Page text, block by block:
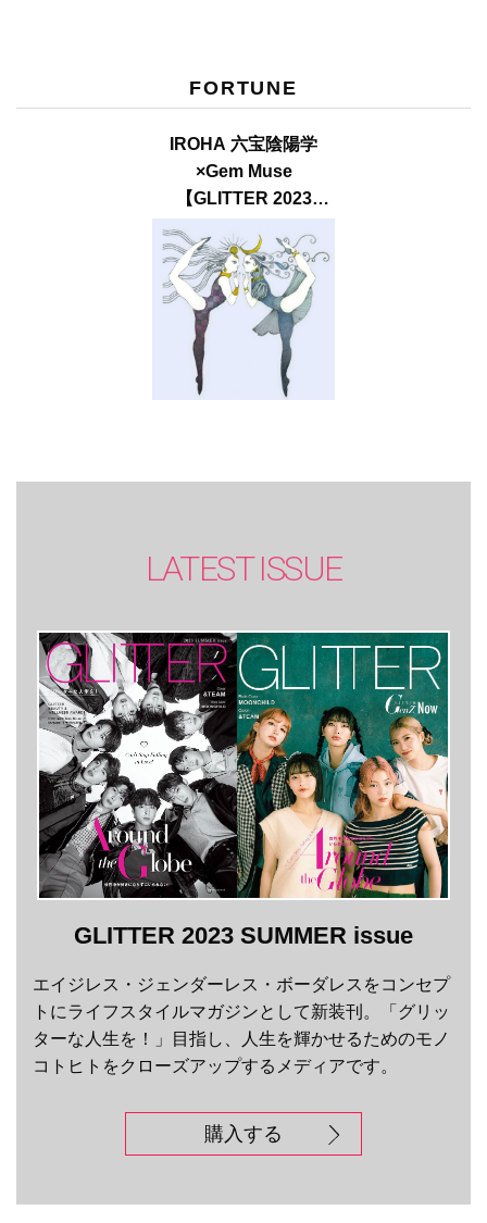
FORTUNE
IROHA 六宝陰陽学
×Gem Muse
【GLITTER 2023
SUMMER issue】
LATEST ISSUE
GLITTER 2023 SUMMER issue
エイジレス・ジェンダーレス・ボーダレスをコンセプ
トにライフスタイルマガジンとして新装刊。「グリッ
ターな人生を！」目指し、人生を輝かせるためのモノ
コトヒトをクローズアップするメディアです。
購入する